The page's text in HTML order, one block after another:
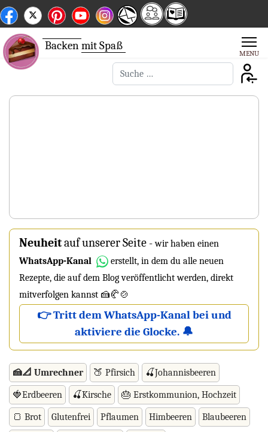
Backenmit Spaß
Suchen
Neuheitauf unserer Seite -wir haben einen
WhatsApp-Kanal
erstellt, in dem du alle neuen
Rezepte, die auf dem Blog veröffentlicht werden, direkt
mitverfolgen kannst 🍰🥐🍲
👉 Tritt dem WhatsApp-Kanal bei und
aktiviere die Glocke. 🔔
🍰📐 Umrechner 🍑 Pfirsich 🍒Johannisbeeren
🍓Erdbeeren 🍒Kirsche 🎂 Erstkommunion, Hochzeit
🍞 Brot Glutenfrei Pflaumen Himbeeren Blaubeeren